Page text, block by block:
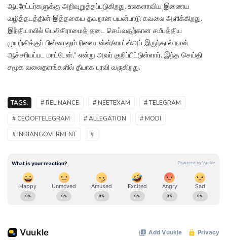
ஆபரேட்டர்களுக்கு அறிவுறுத்தப்படுகிறது. உலகளாவிய இணைய
வழித்தடத்தின் இத்தகைய தவறான பயன்பாடு கவலை அளிக்கிறது.
இந்தியாவில் டெலிகிராமைத் தடை செய்வதற்கான சமீபத்திய
முயற்சிக்குப் பின்னாலும் ரிலையன்ஸ்/வாட்ஸ்அப் இருந்தால் நான்
ஆச்சரியப்பட மாட்டேன்,” என்று அவர் குறிப்பிட்டுள்ளார். இந்த செய்தி
சமூக வலைதளங்களில் தீயாக பரவி வருகிறது.
TAGS: # RELINANCE # NEETEXAM
# TELEGRAM
# CEOOFTELEGRAM
# ALLEGATION
# MODI
# INDIANGOVERMENT
#